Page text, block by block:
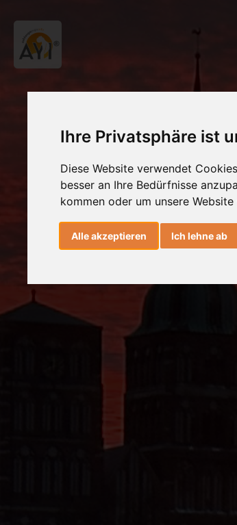
Ihre Privatsphäre ist
Diese Website verwendet
besser an Ihre Bedürfnisse
kommen oder um unsere
Alle akzeptieren Ich lehne ab